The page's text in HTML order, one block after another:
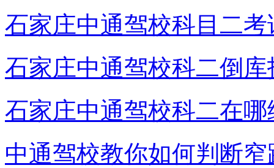
石家庄中通驾校科目二考
石家庄中通驾校科二倒库
石家庄中通驾校科二在哪
中通驾校教你如何判断